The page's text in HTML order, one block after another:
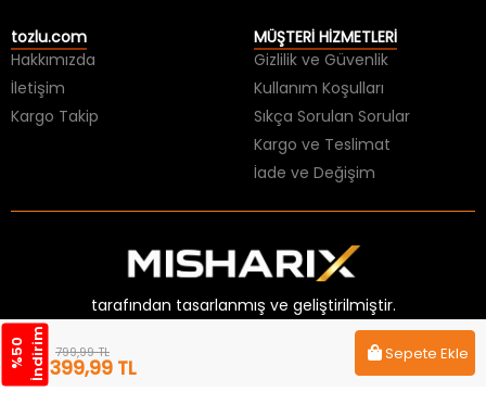
%
5
0
İ
n
d
i
r
i m 799,99 TL
399,99 TL
Sepete Ekle
tozlu.com
Hakkımızda
İletişim
Kargo Takip
MÜŞTERİ HİZMETLERİ
Gizlilik ve Güvenlik
Kullanım Koşulları
Sıkça Sorulan Sorular
Kargo ve Teslimat
İade ve Değişim
tarafından tasarlanmış ve geliştirilmiştir.